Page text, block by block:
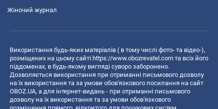
Жіночий журнал
Використання будь-яких матеріалів ( в тому числі фото- та відео-),
розміщених на цьому сайті https://www.obozrevatel.com та всіх його
піддоменах, в будь-якому вигляді суворо заборонено.
Дозволяється використання при отриманні письмового дозволу
на їх використання та за умови обов'язкового посилання на сайт
OBOZ.UA, а для інтернет-видань - при отриманні письмового
дозволу на їх використання та за умови обов'язкового